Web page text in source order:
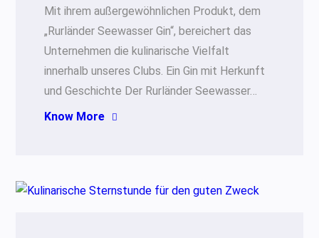
Mit ihrem außergewöhnlichen Produkt, dem
„Rurländer Seewasser Gin“, bereichert das
Unternehmen die kulinarische Vielfalt
innerhalb unseres Clubs. Ein Gin mit Herkunft
und Geschichte Der Rurländer Seewasser…
Know More